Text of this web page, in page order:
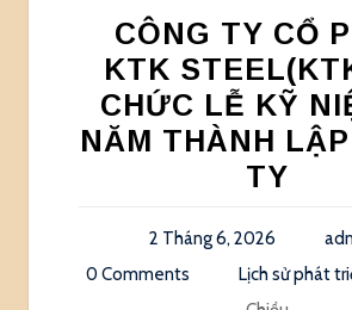
CÔNG TY CỔ
KTK
CHỨC LỄ KỸ
NĂM THÀNH
TY
2 Tháng 6, 2026
0 Comments
Lịch sử phát